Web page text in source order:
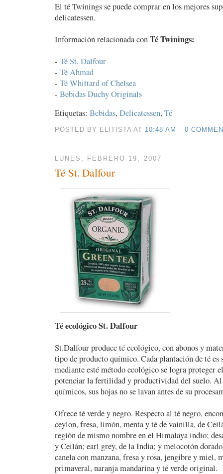
El té Twinings se puede comprar en los mejores
delicatessen.
Información relacionada conTé Twinings:
- Té St. Dalfour
- Té Ahmad
- Té Whittard of Chelsea
- Bebidas Duchy Originals
Etiquetas: Bebidas, Delicatessen, Té
POSTED BY ELITISTA AT 10:48 AM 0
LUNES, FEBRERO 19, 2007
Té St. Dalfour
Té ecológico St. Dalfour
St.Dalfour produce té ecológico, con abonos y
tipo de producto químico. Cada plantación de té es
mediante esté método ecológico se logra proteger
potenciar la fertilidad y productividad del suelo. Al
químicos, sus hojas no se lavan antes de su
Ofrece té verde y negro. Respecto al té negro,
ceylon, fresa, limón, menta y té de vainilla, de
región de mismo nombre en el Himalaya indio;
y Ceilán; earl grey, de la India; y melocotón
canela con manzana, fresa y rosa, jengibre y miel,
primaveral, naranja mandarina y té verde original.